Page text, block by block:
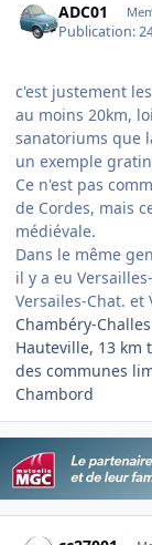
ADC01
Publication:
c'est justement
au moins 20km,
sanatoriums que
un exemple
Ce n'est pas
de Cordes, mais
médiévale.
Dans le même
il y a eu
Versailes-Chat. et
Chambéry-
Hauteville, 13 km
des communes
Chambord